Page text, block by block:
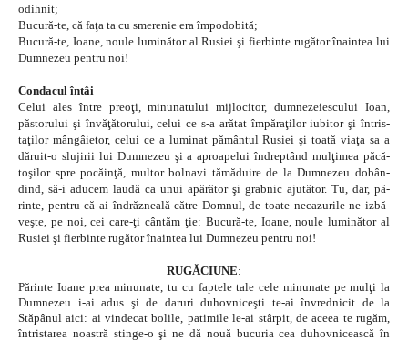
odihnit;
Bucură-te, că faţa ta cu smerenie era împodobită;
Bucură-te, Ioane, noule luminător al Rusiei şi fierbinte rugător înaintea lui
Dumnezeu pentru noi!
Condacul întâi
Celui ales între preoţi, minunatului mijlocitor, dumnezeiescului Ioan,
păstorului şi învăţătorului, celui ce s-a arătat împăraţilor iubitor şi întris-
taţilor mângâietor, celui ce a luminat pământul Rusiei şi toată viaţa sa a
dăruit-o slujirii lui Dumnezeu şi a aproapelui îndreptând mulţimea păcă-
toşilor spre pocăinţă, multor bolnavi tămăduire de la Dumnezeu dobân-
dind, să-i aducem laudă ca unui apărător şi grabnic ajutător. Tu, dar, pă-
rinte, pentru că ai îndrăzneală către Domnul, de toate necazurile ne izbă-
veşte, pe noi, cei care-ţi cântăm ţie: Bucură-te, Ioane, noule luminător al
Rusiei şi fierbinte rugător înaintea lui Dumnezeu pentru noi!
RUGĂCIUNE:
Părinte Ioane prea minunate, tu cu faptele tale cele minunate pe mulţi la
Dumnezeu i-ai adus şi de daruri duhovniceşti te-ai învrednicit de la
Stăpânul aici: ai vindecat bolile, patimile le-ai stârpit, de aceea te rugăm,
întristarea noastră stinge-o şi ne dă nouă bucuria cea duhovnicească în